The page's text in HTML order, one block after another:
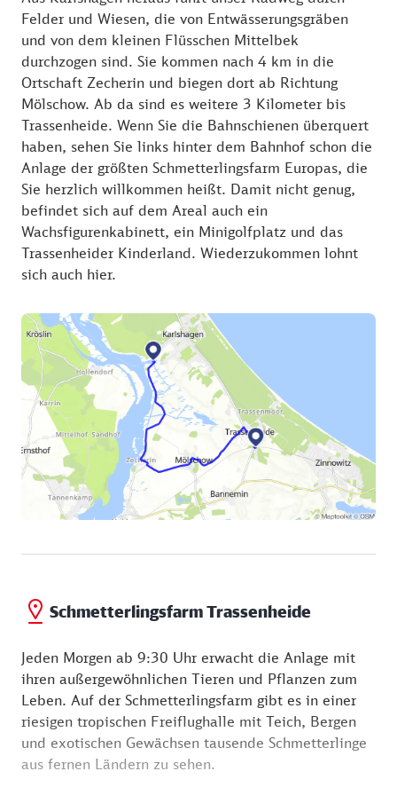
Felder und Wiesen, die von Entwässerungsgräben
und von dem kleinen Flüsschen Mittelbek
durchzogen sind. Sie kommen nach 4 km in die
Ortschaft Zecherin und biegen dort ab Richtung
Mölschow. Ab da sind es weitere 3 Kilometer bis
Trassenheide. Wenn Sie die Bahnschienen überquert
haben, sehen Sie links hinter dem Bahnhof schon die
Anlage der größten Schmetterlingsfarm Europas, die
Sie herzlich willkommen heißt. Damit nicht genug,
befindet sich auf dem Areal auch ein
Wachsfigurenkabinett, ein Minigolfplatz und das
Trassenheider Kinderland. Wiederzukommen lohnt
sich auch hier.
Schmetterlingsfarm Trassenheide
Jeden Morgen ab 9:30 Uhr erwacht die Anlage mit
ihren außergewöhnlichen Tieren und Pflanzen zum
Leben. Auf der Schmetterlingsfarm gibt es in einer
riesigen tropischen Freiflughalle mit Teich, Bergen
und exotischen Gewächsen tausende Schmetterlinge
aus fernen Ländern zu sehen.